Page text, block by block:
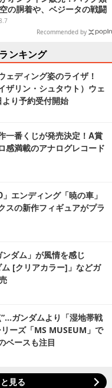
の胴着や、ベジータの戦闘
胆デザイン
Recommended by
ンキング
ェディング姿のライザ！
ザリン・シュタウト）ウェ
り予約受付開始
一番くじが発売決定！A賞
感満載のアナログレコード
エンディング「暁の車」
スの新作フィギュアがプラ
ダム」が風情を感じ
[クリアカラー]」などガ
ガンダムより「湿地帯戦
ーズ「MS MUSEUM」で
ベースも注目
見る